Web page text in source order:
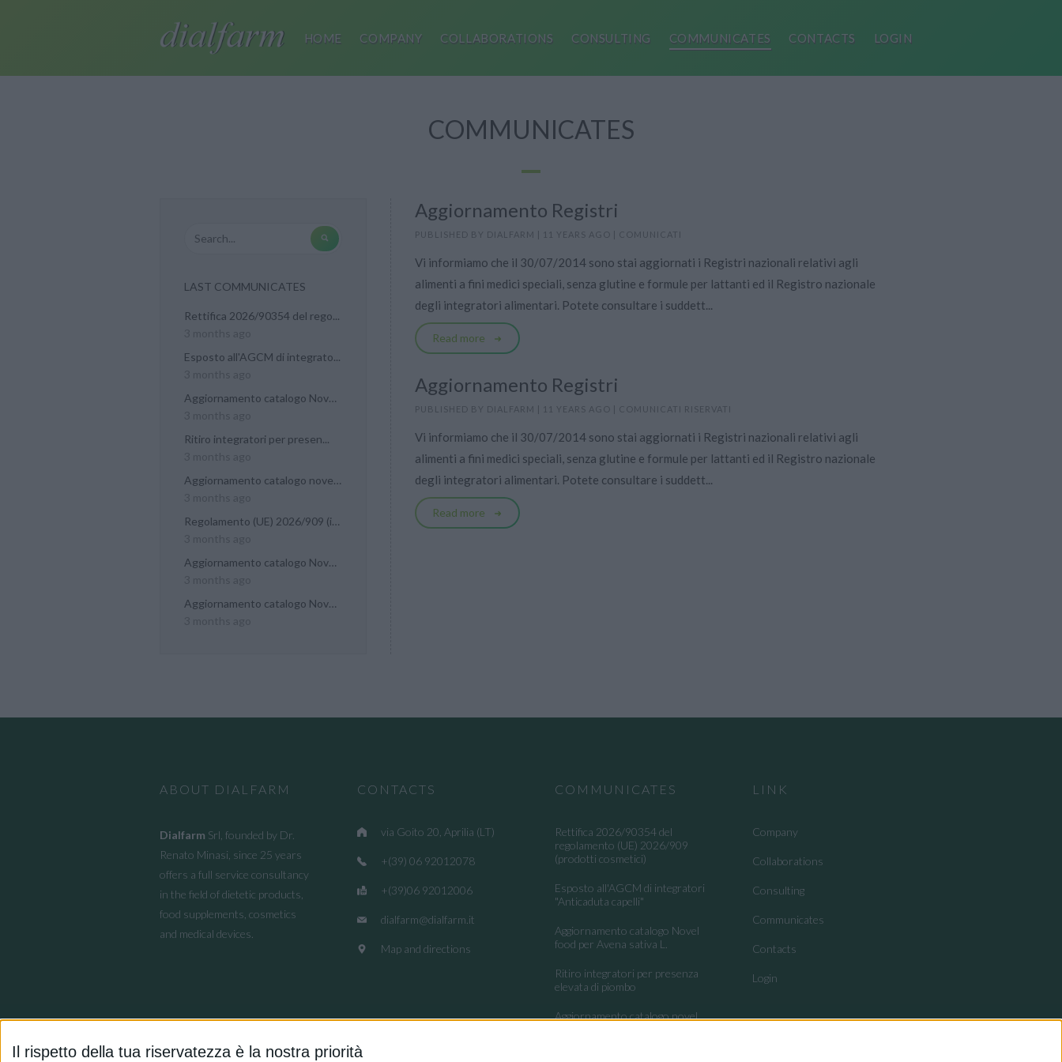
Il rispetto della tua riservatezza è la nostra priorità
HOME COMPANY COLLABORATIONS CONSULTING COMMUNICATES CONTACTS LOGIN
COMMUNICATES
LAST COMMUNICATES
Rettifica 2026/90354 del rego...
Esposto all'AGCM di integrato...
Aggiornamento catalogo Novel...
Ritiro integratori per presen...
Aggiornamento catalogo novel...
Regolamento (UE) 2026/909 (im...
Aggiornamento catalogo Novel...
Aggiornamento catalogo Novel...
Aggiornamento Registri
PUBLISHED BY DIALFARM | 11 YEARS AGO | COMUNICATI
Vi informiamo che il 30/07/2014 sono stai aggiornati i Registri nazionali relativi agli
alimenti a fini medici speciali, senza glutine e formule per lattanti ed il Registro nazionale
degli integratori alimentari. Potete consultare i suddett...
Read more
Aggiornamento Registri
PUBLISHED BY DIALFARM | 11 YEARS AGO | COMUNICATI RISERVATI
Vi informiamo che il 30/07/2014 sono stai aggiornati i Registri nazionali relativi agli
alimenti a fini medici speciali, senza glutine e formule per lattanti ed il Registro nazionale
degli integratori alimentari. Potete consultare i suddett...
Read more
ABOUT DIALFARM
Dialfarm Srl, founded by Dr.
Renato Minasi, since 25 years
offers a full service consultancy
in the field of dietetic products,
food supplements, cosmetics
and medical devices.
CONTACTS
via Goito 20, Aprilia (LT)
+(39) 06 92012078
+(39)06 92012006
dialfarm@dialfarm.it
Map and directions
COMMUNICATES
Rettifica 2026/90354 del
regolamento (UE) 2026/909
(prodotti cosmetici)
Esposto all'AGCM di integratori
"Anticaduta capelli"
Aggiornamento catalogo Novel
food per Avena sativa L.
Ritiro integratori per presenza
elevata di piombo
Aggiornamento catalogo novel
LINK
Company
Collaborations
Consulting
Communicates
Contacts
Login